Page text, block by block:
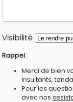
Visibilité
Rappel :
Merci de bien
insultants,
Pour les
avec nos